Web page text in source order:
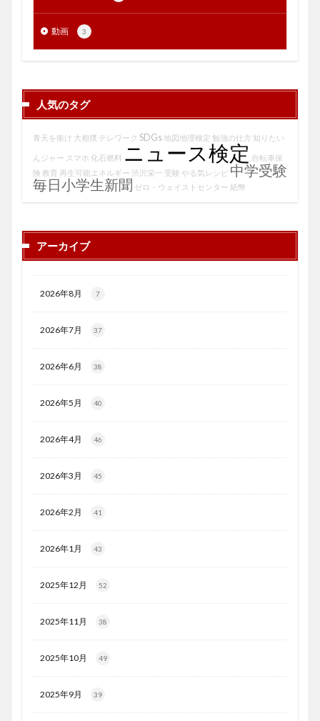
動画 3
人気のタグ
青天を衝け 大相撲 テレワーク SDGs 地図地理検定 勉強の仕方 知りたい
んジャー スマホ 化石燃料 ニュース検定 自転車保
険 教育 再生可能エネルギー 渋沢栄一 受験 やる気レシピ 中学受験
毎日小学生新聞 ゼロ・ウェイストセンター 紙幣
アーカイブ
2026年8月 7
2026年7月 37
2026年6月 38
2026年5月 40
2026年4月 46
2026年3月 45
2026年2月 41
2026年1月 43
2025年12月 52
2025年11月 38
2025年10月 49
2025年9月 39